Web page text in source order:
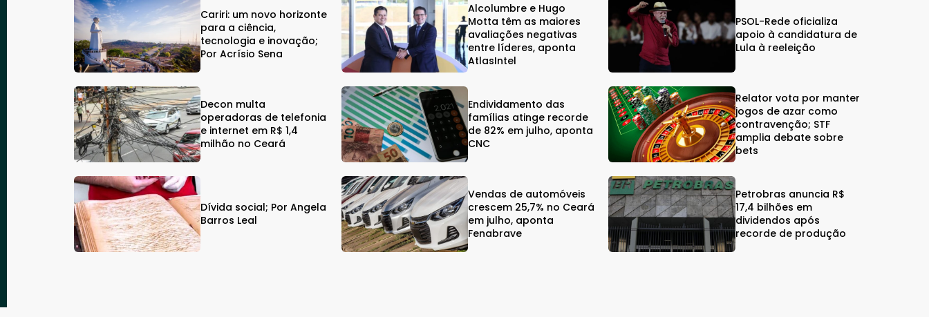
Cariri: um novo horizonte
para a ciência,
tecnologia e inovação;
Por Acrísio Sena
Alcolumbre e Hugo
Motta têm as maiores
avaliações negativas
entre líderes, aponta
AtlasIntel
PSOL-Rede oficializa
apoio à candidatura de
Lula à reeleição
Decon multa
operadoras de telefonia
e internet em R$ 1,4
milhão no Ceará
Endividamento das
famílias atinge recorde
de 82% em julho, aponta
CNC
Relator vota por manter
jogos de azar como
contravenção; STF
amplia debate sobre
bets
Dívida social; Por Angela
Barros Leal
Vendas de automóveis
crescem 25,7% no Ceará
em julho, aponta
Fenabrave
Petrobras anuncia R$
17,4 bilhões em
dividendos após
recorde de produção